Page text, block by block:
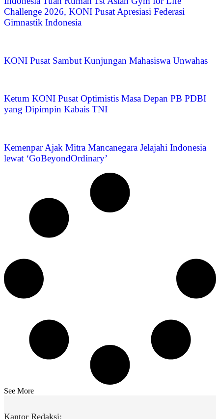
Challenge 2026, KONI Pusat Apresiasi Federasi
Gimnastik Indonesia
KONI Pusat Sambut Kunjungan Mahasiswa Unwahas
Ketum KONI Pusat Optimistis Masa Depan PB PDBI
yang Dipimpin Kabais TNI
Kemenpar Ajak Mitra Mancanegara Jelajahi Indonesia
lewat ‘GoBeyondOrdinary’
See More
Kantor Redaksi: